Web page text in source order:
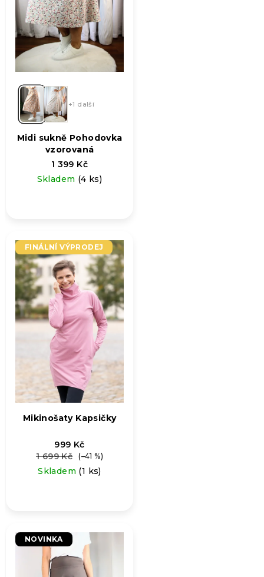
+1 další
Midi sukně Pohodovka
vzorovaná
1 399 Kč
Skladem (4 ks)
FINÁLNÍ VÝPRODEJ
Mikinošaty Kapsičky
999 Kč
1 699 Kč
(–41 %)
Skladem (1 ks)
NOVINKA